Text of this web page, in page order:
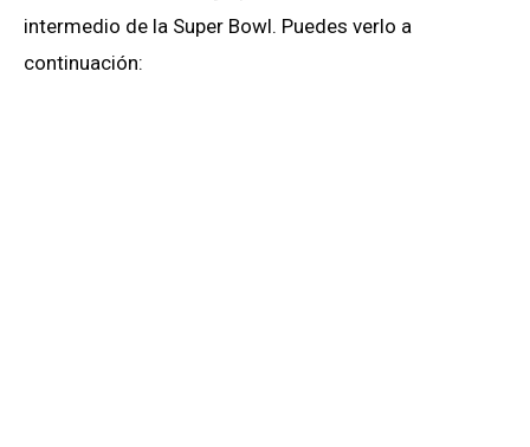
intermedio de la Super Bowl. Puedes verlo a
continuación: